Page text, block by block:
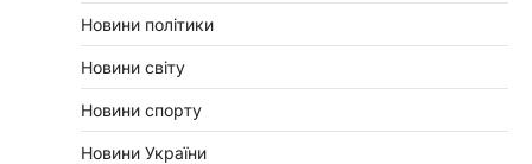
Новини політики
Новини світу
Новини спорту
Новини України